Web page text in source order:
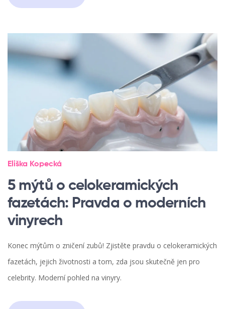
Eliška Kopecká
5 mýtů o celokeramických
fazetách: Pravda o moderních
vinyrech
Konec mýtům o zničení zubů! Zjistěte pravdu o celokeramických
fazetách, jejich životnosti a tom, zda jsou skutečně jen pro
celebrity. Moderní pohled na vinyry.